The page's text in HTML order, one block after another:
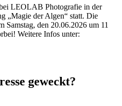
LEOLAB Photografie in der
„Magie der Algen“ statt. Die
Samstag, den 20.06.2026 um 11
Weitere Infos unter:
geweckt?